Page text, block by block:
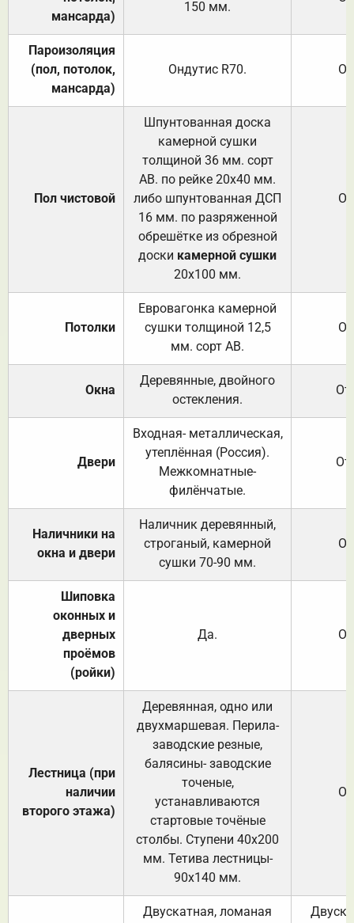
мансарда)
150 мм.
Пароизоляция
(пол, потолок,
мансарда)
Ондутис R70.
Пол чистовой
Шпунтованная доска
камерной сушки
толщиной 36 мм. сорт
АВ. по рейке 20х40 мм.
либо шпунтованная ДСП
16 мм. по разряженной
обрешётке из обрезной
доски камерной сушки
20х100 мм.
Потолки
Евровагонка камерной
сушки толщиной 12,5
мм. сорт АВ.
Окна
Деревянные, двойного
остекления.
Двери
Входная- металлическая,
утеплённая (Россия).
Межкомнатные-
филёнчатые.
Наличники на
окна и двери
Наличник деревянный,
строганый, камерной
сушки 70-90 мм.
Шиповка
оконных и
дверных
проёмов
(ройки)
Да.
Лестница (при
наличии
второго этажа)
Деревянная, одно или
двухмаршевая. Перила-
заводские резные,
балясины- заводские
точеные,
устанавливаются
стартовые точёные
столбы. Ступени 40х200
мм. Тетива лестницы-
90х140 мм.
Двускатная, ломаная